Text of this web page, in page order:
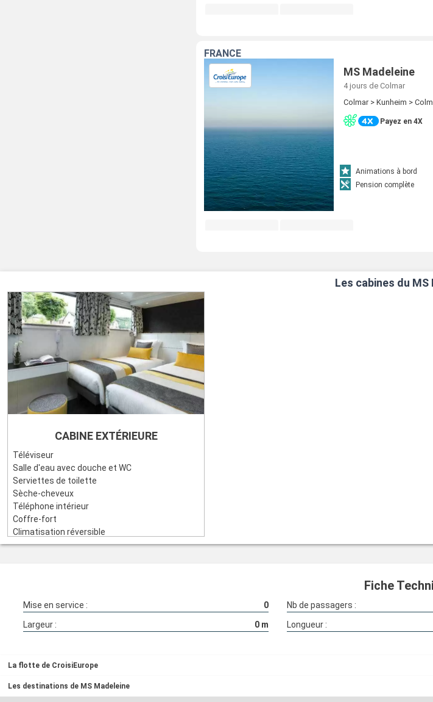
FRANCE
MS Madeleine
4 jours de Colmar
Colmar > Kunheim >
Payez en 4X
Animations à bord
Pension complète
Les cabines du MS
CABINE EXTÉRIEURE
Téléviseur
Salle d'eau avec douche et WC
Serviettes de toilette
Sèche-cheveux
Téléphone intérieur
Coffre-fort
Climatisation réversible
Electricité 220V
Fiche
Mise en service : 0 Nb de passagers :
Largeur :
0m Longueur :
La flotte de CroisiEurope
Les destinations de MS Madeleine